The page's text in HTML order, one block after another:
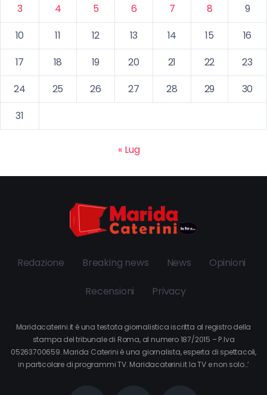
3
4 5 6 7 8
9
10
11 12 13 14 15
16
17
18 19 20 21 22
23
24
25 26 27 28 29
30
31
« Lug
Redazione Breaking news News Opinioni
Recensioni Privacy
Maridacaterini.it è una testata giornalistica iscritta al registro della
stampa del tribunale di Roma, al numero 187/2015 – P.Iva
05263700659. Marida Caterini è una giornalista, esperta di spettacoli,
in particolare di programmi TV. Maridacaterini.it la TV e non solo…’